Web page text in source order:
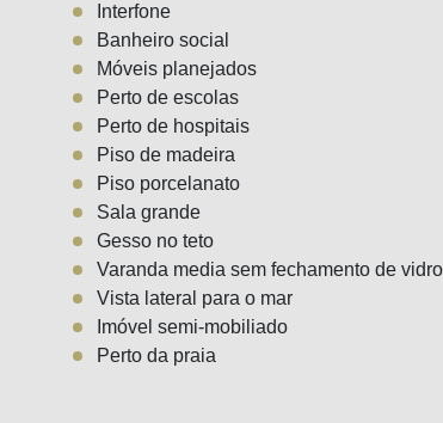
Interfone
Banheiro social
Móveis planejados
Perto de escolas
Perto de hospitais
Piso de madeira
Piso porcelanato
Sala grande
Gesso no teto
Varanda media sem fechamento de vidro
Vista lateral para o mar
Imóvel semi-mobiliado
Perto da praia